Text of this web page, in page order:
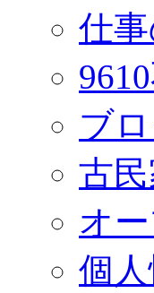
仕
ブ
古
オ
個